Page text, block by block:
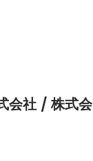
会社 / 株式